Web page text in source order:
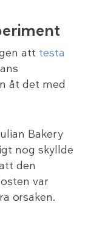
att testa
åt det med
Bakery
nog skyllde
den
var
orsaken.